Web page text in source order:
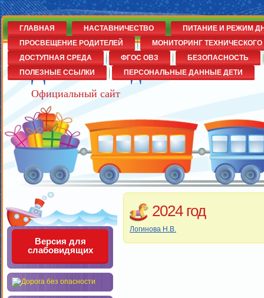
Детский сад№14
Официальный сайт
ГЛАВНАЯ НАСТАВНИЧЕСТВО
ПИТАНИЕ И РЕЖИМ
ПРОСВЕЩЕНИЕ РОДИТЕЛЕЙ
МОНИТОРИНГ
ДОСТУПНАЯ СРЕДА
ФГОС ОВЗ
БЕЗОПАСНОСТЬ
ПОЛЕЗНЫЕ ССЫЛКИ
ПЕРСОНАЛЬНЫЕ ДАННЫЕ ДЕТИ
Версия для
слабовидящих
2024 год
Логинова Н.В.